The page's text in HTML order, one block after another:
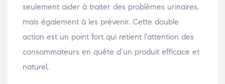
seulement aider à traiter des problèmes urinaires,
mais également à les prévenir. Cette double
action est un point fort qui retient l’attention des
consommateurs en quête d’un produit efficace et
naturel.